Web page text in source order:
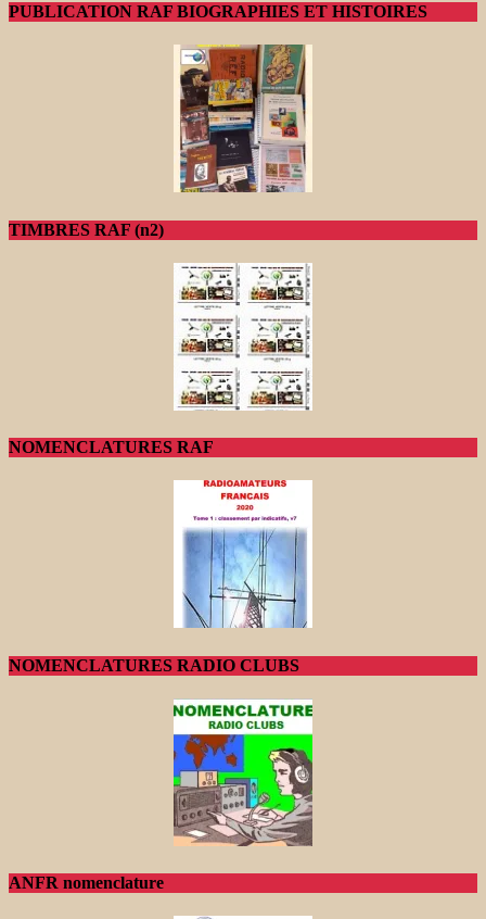
PUBLICATION RAF BIOGRAPHIES ET HISTOIRES
TIMBRES RAF (n2)
NOMENCLATURES RAF
NOMENCLATURES RADIO CLUBS
ANFR nomenclature